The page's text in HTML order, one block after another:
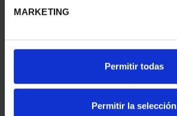
MARKETING
Permitir todas
Permitir la selección
PROVINCIA COLECCION
COMPLET...